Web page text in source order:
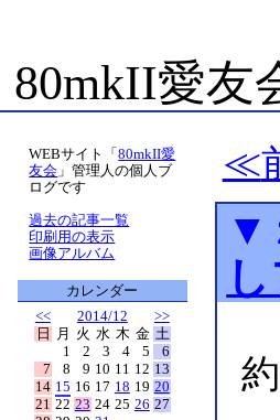
80mkII愛友
▼
WEBサイト「80mkII愛
友会 」管理人の個人ブ
ログです
過去の記事一覧
印刷用の表示
画像アルバム
カレンダー
<<
2014/12
>>
日
月 火 水 木 金 土
1
2 3 4 5
6
7
8 9 10 11 12 13
14 15 16 17 18 19 20
21 22 23 24 25 26 27